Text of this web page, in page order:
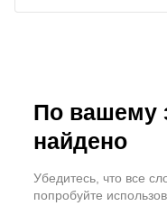
По вашему
найдено
Убедитесь, что все
попробуйте